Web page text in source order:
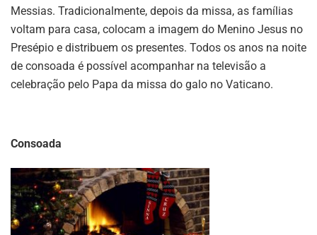
Messias. Tradicionalmente, depois da missa, as famílias
voltam para casa, colocam a imagem do Menino Jesus no
Presépio e distribuem os presentes. Todos os anos na noite
de consoada é possível acompanhar na televisão a
celebração pelo Papa da missa do galo no Vaticano.
Consoada